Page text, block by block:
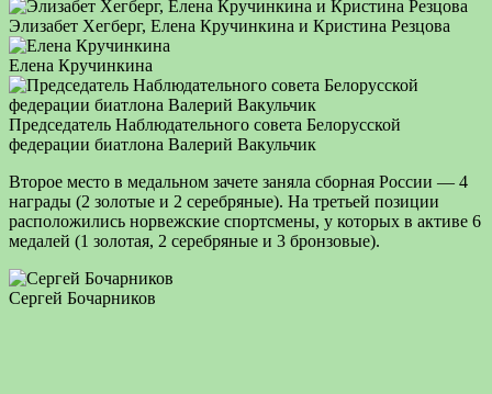
Элизабет Хегберг, Елена Кручинкина и Кристина Резцова
Елена Кручинкина
Председатель Наблюдательного совета Белорусской
федерации биатлона Валерий Вакульчик
Второе место в медальном зачете заняла сборная России — 4
награды (2 золотые и 2 серебряные). На третьей позиции
расположились норвежские спортсмены, у которых в активе 6
медалей (1 золотая, 2 серебряные и 3 бронзовые).
Сергей Бочарников